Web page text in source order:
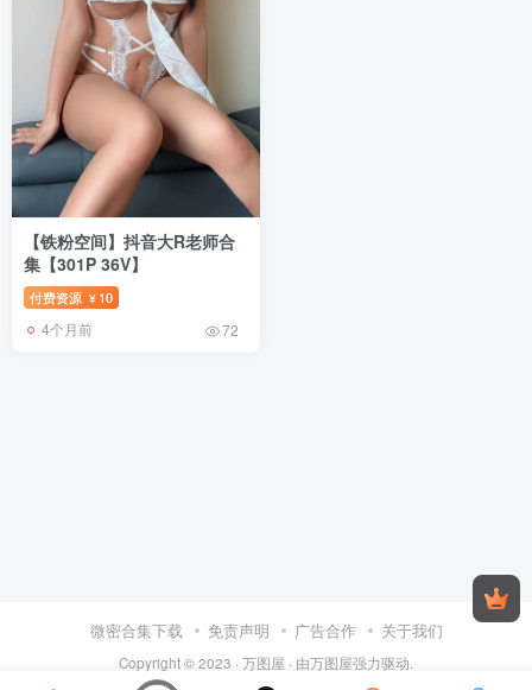
【铁粉空间】抖音大R老师合
集【301P 36V】
付费资源 ¥ 10
4个月前 72
微密合集下载 免责声明 广告合作 关于我们
Copyright © 2023 · 万图屋 · 由万图屋强力驱动.